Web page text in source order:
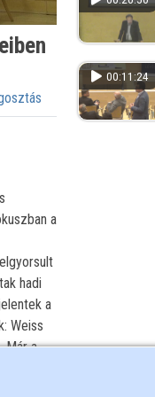
a
hadi
a
Weiss
Már a
00:11:24